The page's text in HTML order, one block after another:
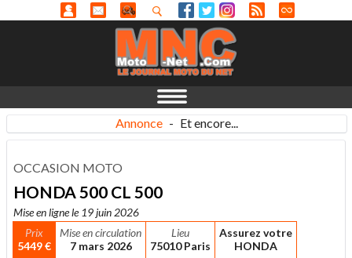
Annonce - Et encore...
OCCASION MOTO
HONDA 500 CL 500
Mise en ligne le 19 juin 2026
Prix
5449 €
Mise en circulation
7 mars 2026
Lieu
75010 Paris
Assurez votre
HONDA